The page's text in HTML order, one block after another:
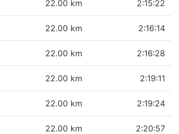
22.00 km 2:15:22
22.00 km 2:16:14
22.00 km 2:16:28
22.00 km 2:19:11
22.00 km 2:19:24
22.00 km 2:20:57